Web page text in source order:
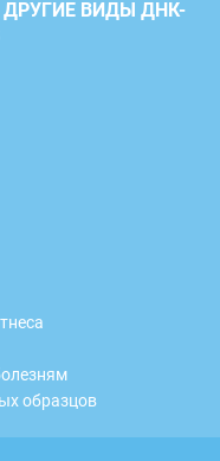
ВИДЫ ДНК-
образцов